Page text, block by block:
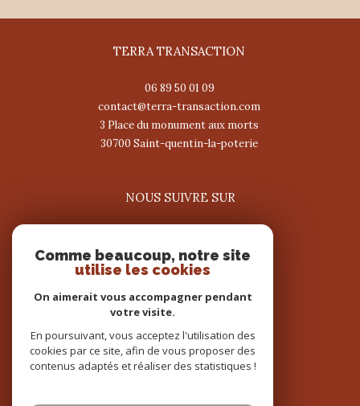
TERRA TRANSACTION
06 89 50 01 09
contact@terra-transaction.com
3 Place du monument aux morts
30700
saint-quentin-la-poterie
NOUS SUIVRE SUR
ADHÉRENTS
Comme beaucoup, notre site
utilise les cookies
On aimerait vous accompagner pendant
votre visite.
En poursuivant, vous acceptez l'utilisation des
cookies par ce site, afin de vous proposer des
contenus adaptés et réaliser des statistiques !